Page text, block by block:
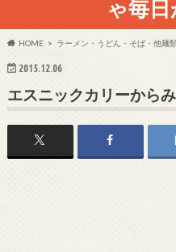
ゃ毎日
HOME ラーメン・うどん・そば・他麺
2015.12.06
エスニックカリーから